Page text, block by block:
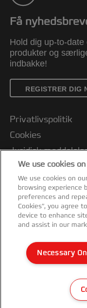
Få
Hold dig up-to-
produkter og
indbakke!
REGISTRER DIG
Privatlivspolitik
Cookies
Juridisk
Aftryk
Kundesupport
Administrer mine
Vejledning om
Garantibetingelser
Sitemap
©2026 ACCO
We use cookies
We use cookies on
browsing experience
preferences and
Cookies”, you agree
device to enhance
and assist in our
Necessary